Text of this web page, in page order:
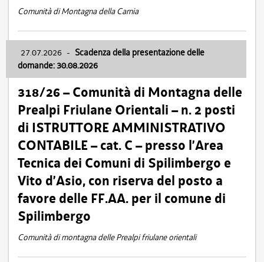
Comunità di Montagna della Carnia
27.07.2026 - Scadenza della presentazione delle
domande: 30.08.2026
318/26 – Comunità di Montagna delle
Prealpi Friulane Orientali – n. 2 posti
di ISTRUTTORE AMMINISTRATIVO
CONTABILE – cat. C – presso l’Area
Tecnica dei Comuni di Spilimbergo e
Vito d’Asio, con riserva del posto a
favore delle FF.AA. per il comune di
Spilimbergo
Comunità di montagna delle Prealpi friulane orientali